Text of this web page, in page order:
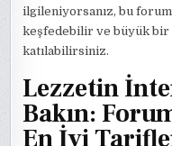
ilgileniyorsanız, bu
keşfedebilir ve büyük
katılabilirsiniz.
Lezzetin
Bakın:
En İyi